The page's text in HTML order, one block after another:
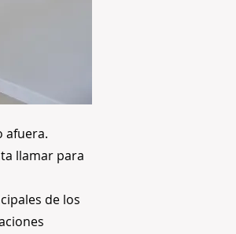
afuera.
llamar para
de los